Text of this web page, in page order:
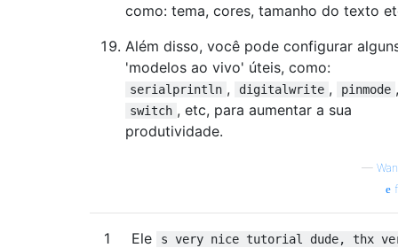
como: tema, cores, tamanho do texto
Além disso, você pode configurar
'modelos ao vivo' úteis, como:
serialprintln , digitalwrite , pinmode ,
switch , etc, para aumentar a sua
produtividade.
—
1 Ele
s very nice tutorial dude, thx